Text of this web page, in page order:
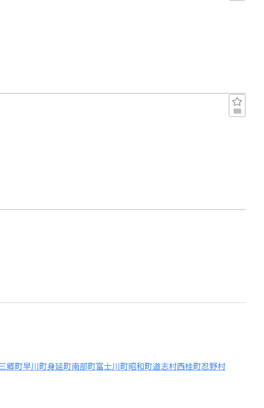
郷町早川町身延町南部町富士川町昭和町道志村西桂町忍野村